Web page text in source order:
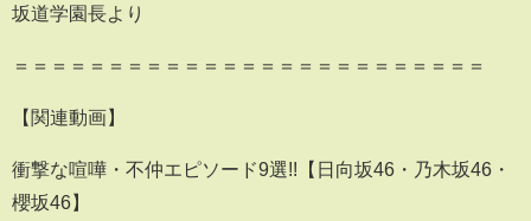
坂道学園長より
＝＝＝＝＝＝＝＝＝＝＝＝＝＝＝＝＝＝＝＝＝＝＝＝＝
【関連動画】
衝撃な喧嘩・不仲エピソード9選!!【日向坂46・乃木坂46・
櫻坂46】